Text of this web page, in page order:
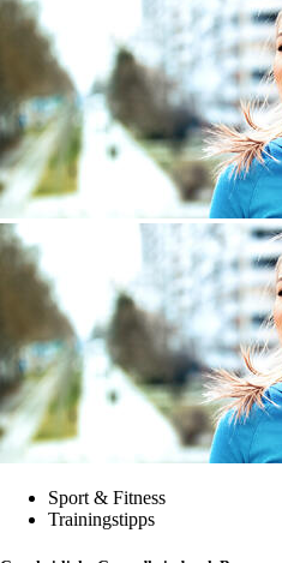
Sport & Fitness
Trainingstipps